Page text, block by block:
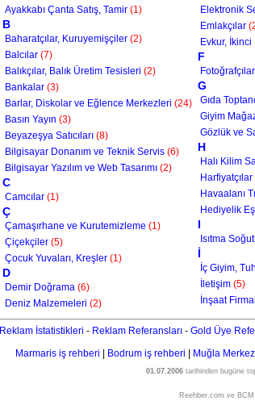
Ayakkabı Çanta Satış, Tamir (1)
B
Baharatçılar, Kuruyemişçiler (2)
Balcılar (7)
Balıkçılar, Balık Üretim Tesisleri (2)
Bankalar (3)
Barlar, Diskolar ve Eğlence Merkezleri (24)
Basın Yayın (3)
Beyazeşya Satıcıları (8)
Bilgisayar Donanım ve Teknik Servis (6)
Bilgisayar Yazılım ve Web Tasarımı (2)
C
Camcılar (1)
Ç
Çamaşırhane ve Kurutemizleme (1)
Çiçekçiler (5)
Çocuk Yuvaları, Kreşler (1)
D
Demir Doğrama (6)
Deniz Malzemeleri (2)
Elektronik
Emlakçılar
Evkur,
F
G
Gıda
Giyim
Gözlük ve
H
Halı Kilim
Harfiyatçılar
Havaalanı
Hediyelik
I
Isıtma
İ
İç Giyim,
İletişim (5)
İnşaat
Reklam İstatistikleri - Reklam Referansları - Gold Üye
Marmaris iş rehberi
Bodrum iş rehberi Muğla
01.07.2006 tarihinden bugüne
Reehber.com ve